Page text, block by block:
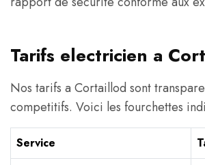
Tarifs electricien a
Nos tarifs a Cortaillod sont
competitifs. Voici les fourchettes
Service